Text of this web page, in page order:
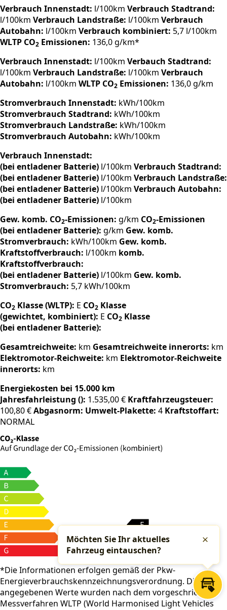
Verbrauch Innenstadt: l/100km Verbrauch Stadtrand:
l/100km Verbrauch Landstraße: l/100km Verbrauch
Autobahn: l/100km Verbrauch kombiniert: 5,7 l/100km
WLTP CO2 Emissionen: 136,0 g/km*
Verbrauch Innenstadt: l/100km Verbauch Stadtrand:
l/100km Verbrauch Landstraße: l/100km Verbrauch
Autobahn: l/100km WLTP CO2 Emissionen: 136,0 g/km
Stromverbrauch Innenstadt: kWh/100km
Stromverbrauch Stadtrand: kWh/100km
Stromverbrauch Landstraße: kWh/100km
Stromverbrauch Autobahn: kWh/100km
Verbrauch Innenstadt:
(bei entladener Batterie) l/100km Verbrauch Stadtrand:
(bei entladener Batterie) l/100km Verbrauch Landstraße:
(bei entladener Batterie) l/100km Verbrauch Autobahn:
(bei entladener Batterie) l/100km
Gew. komb. CO2-Emissionen: g/km CO2-Emissionen
(bei entladener Batterie): g/km Gew. komb.
Stromverbrauch: kWh/100km Gew. komb.
Kraftstoffverbrauch: l/100km komb.
Kraftstoffverbrauch:
(bei entladener Batterie) l/100km Gew. komb.
Stromverbrauch: 5,7 kWh/100km
CO2 Klasse (WLTP): E CO2 Klasse
(gewichtet, kombiniert): E CO2 Klasse
(bei entladener Batterie):
Gesamtreichweite: km Gesamtreichweite innerorts: km
Elektromotor-Reichweite: km Elektromotor-Reichweite
innerorts: km
Energiekosten bei 15.000 km
Jahresfahrleistung (): 1.535,00 € Kraftfahrzeugsteuer:
100,80 €Abgasnorm: Umwelt-Plakette: 4 Kraftstoffart:
NORMAL
*Die Informationen erfolgen gemäß der Pkw-
Energieverbrauchskennzeichnungsverordnung. Die
angegebenen Werte wurden nach dem vorgeschrieben
Messverfahren WLTP (World Harmonised Light Vehicles
Möchten Sie Ihr aktuelles
Fahrzeug eintauschen?